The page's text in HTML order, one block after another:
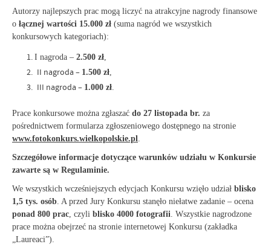
Autorzy najlepszych prac mogą liczyć na atrakcyjne nagrody finansowe
o łącznej wartości 15.000 zł (suma nagród we wszystkich
konkursowych kategoriach):
I nagroda – 2.500 zł,
II nagroda – 1.500 zł,
III nagroda – 1.000 zł.
Prace konkursowe można zgłaszać do 27 listopada br. za
pośrednictwem formularza zgłoszeniowego dostępnego na stronie
www.fotokonkurs.wielkopolskie.pl.
Szczegółowe informacje dotyczące warunków udziału w Konkursie
zawarte są w Regulaminie.
We wszystkich wcześniejszych edycjach Konkursu wzięło udział blisko
1,5 tys. osób. A przed Jury Konkursu stanęło niełatwe zadanie – ocena
ponad 800 prac, czyli blisko 4000 fotografii. Wszystkie nagrodzone
prace można obejrzeć na stronie internetowej Konkursu (zakładka
„Laureaci”).